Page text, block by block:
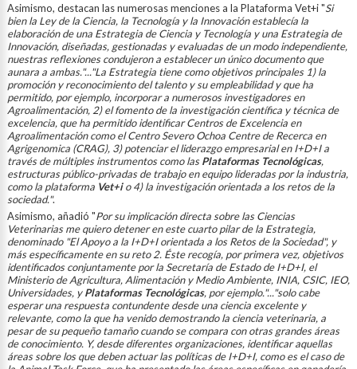
Asimismo, destacan las numerosas menciones a la Plataforma Vet+i "Si
bien la Ley de la Ciencia, la Tecnología y la Innovación establecía la
elaboración de una Estrategia de Ciencia y Tecnología y una Estrategia de
Innovación, diseñadas, gestionadas y evaluadas de un modo independiente,
nuestras reflexiones condujeron a establecer un único documento que
aunara a ambas."..."La Estrategia tiene como objetivos principales 1) la
promoción y reconocimiento del talento y su empleabilidad y que ha
permitido, por ejemplo, incorporar a numerosos investigadores en
Agroalimentación, 2) el fomento de la investigación científica y técnica de
excelencia, que ha permitido identificar Centros de Excelencia en
Agroalimentación como el Centro Severo Ochoa Centre de Recerca en
Agrigenomica (CRAG), 3) potenciar el liderazgo empresarial en I+D+I a
través de múltiples instrumentos como lasPlataformas Tecnológicas,
estructuras público-privadas de trabajo en equipo lideradas por la industria,
como la plataforma Vet+io 4) la investigación orientada a los retos de la
sociedad.".
Asimismo, añadió "Por su implicación directa sobre las Ciencias
Veterinarias me quiero detener en este cuarto pilar de la Estrategia,
denominado "El Apoyo a la I+D+I orientada a los Retos de la Sociedad", y
más específicamente en su reto 2. Éste recogía, por primera vez, objetivos
identificados conjuntamente por la Secretaría de Estado de I+D+I, el
Ministerio de Agricultura, Alimentación y Medio Ambiente, INIA, CSIC, IEO,
Universidades, yPlataformas Tecnológicas, por ejemplo."..."solo cabe
esperar una respuesta contundente desde una ciencia excelente y
relevante, como la que ha venido demostrando la ciencia veterinaria, a
pesar de su pequeño tamaño cuando se compara con otras grandes áreas
de conocimiento. Y, desde diferentes organizaciones, identificar aquellas
reas sobre los que deben actuar las políticas de I+D+I, como es el caso de